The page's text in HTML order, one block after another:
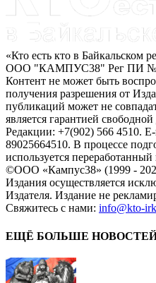
«Кто есть кто в Байкальском
ООО "КАМПУС38" Рег ПИ №
Контент не может быть
получения разрешения от
публикаций может не
является гарантией
Редакции: +7(902) 566 4510.
89025664510. В процессе
используется
©ООО «Кампус38» (1999 -
Издания осуществляется
Издателя. Издание не
Свяжитесь с нами: info@kto-
ЕЩЁ БОЛЬШЕ